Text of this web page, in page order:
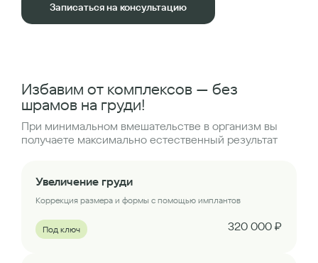
Записаться на консультацию
Избавим от комплексов — без
шрамов на груди!
При минимальном вмешательстве в организм вы
получаете максимально естественный результат
Увеличение груди
Коррекция размера и формы с помощью имплантов
Под ключ 320 000 ₽